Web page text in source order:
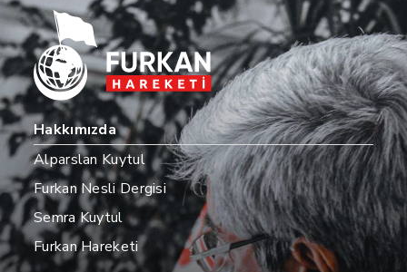
Hakkımızda
Alparslan Kuytul
Furkan Nesli Dergisi
Semra Kuytul
Furkan Hareketi